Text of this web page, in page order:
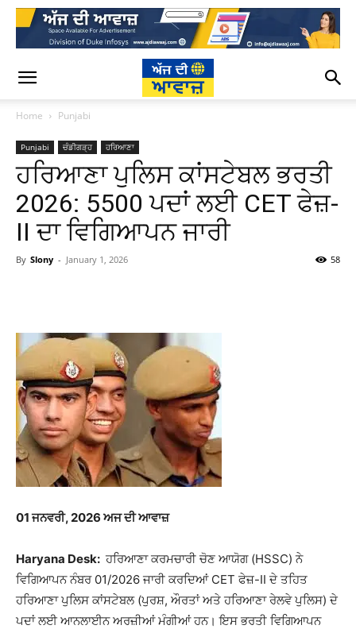
Home Punjabi
Punjabi ਚੰਡੀਗੜ੍ਹ ਹਰਿਆਣਾ
ਹਰਿਆਣਾ ਪੁਲਿਸ ਕਾਂਸਟੇਬਲ ਭਰਤੀ
2026: 5500 ਪਦਾਂ ਲਈ CET ਫੇਜ਼-
II ਦਾ ਵਿਗਿਆਪਨ ਜਾਰੀ
By Slony - January 1, 2026 58
01ਜਨਵਰੀ, 2026ਅਜ ਦੀ ਆਵਾਜ਼
Haryana Desk: ਹਰਿਆਣਾ ਕਰਮਚਾਰੀ ਚੋਣ ਆਯੋਗ (HSSC) ਨੇ
ਵਿਗਿਆਪਨ ਨੰਬਰ 01/2026 ਜਾਰੀ ਕਰਦਿਆਂ CET ਫੇਜ਼-II ਦੇ ਤਹਿਤ
ਹਰਿਆਣਾ ਪੁਲਿਸ ਕਾਂਸਟੇਬਲ (ਪੁਰਸ਼, ਔਰਤਾਂ ਅਤੇ ਹਰਿਆਣਾ ਰੇਲਵੇ ਪੁਲਿਸ) ਦੇ
ਪਦਾਂ ਲਈ ਆਨਲਾਈਨ ਅਰਜ਼ੀਆਂ ਮੰਗੀਆਂ ਹਨ। ਇਸ ਭਰਤੀ ਵਿਗਿਆਪਨ